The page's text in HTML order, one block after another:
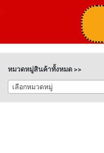
หมวดหมู่สินค้าทั้งหมด >>
เลือกหมวดหมู่